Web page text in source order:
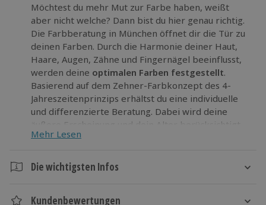
Möchtest du mehr Mut zur Farbe haben, weißt
aber nicht welche? Dann bist du hier genau richtig.
Die Farbberatung in München öffnet dir die Tür zu
deinen Farben. Durch die Harmonie deiner Haut,
Haare, Augen, Zähne und Fingernägel beeinflusst,
werden deine optimalen Farben festgestellt.
Basierend auf dem Zehner-Farbkonzept des 4-
Jahreszeitenprinzips erhältst du eine individuelle
und differenzierte Beratung. Dabei wird deine
äußere Erscheinung und dein Alter berücksichtigt
und wertvolle Tipps zu Farbkombinationen für
gegeben. Als Erinnerung nimmst du deinen
persönlichen Farbpass mit nach Hause.
Lass dich von deiner
Mehr Lesen
Die wichtigsten Infos
Kundenbewertungen